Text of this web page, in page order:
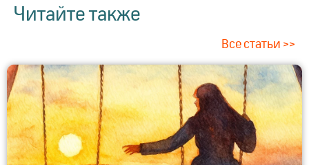
Читайте также
Все статьи >>